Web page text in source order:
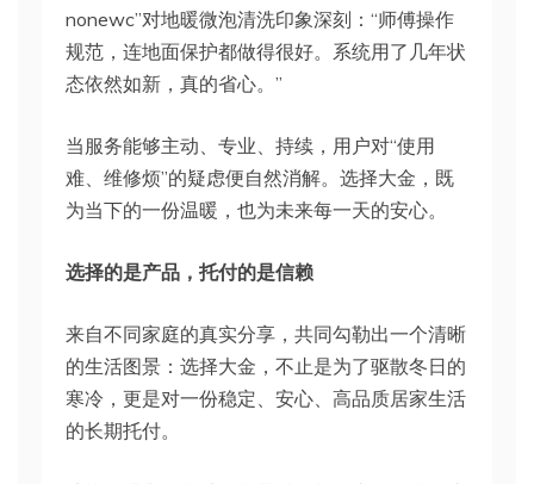
nonewc”对地暖微泡清洗印象深刻：“师傅操作
规范，连地面保护都做得很好。系统用了几年状
态依然如新，真的省心。”
当服务能够主动、专业、持续，用户对“使用
难、维修烦”的疑虑便自然消解。选择大金，既
为当下的一份温暖，也为未来每一天的安心。
选择的是产品，托付的是信赖
来自不同家庭的真实分享，共同勾勒出一个清晰
的生活图景：选择大金，不止是为了驱散冬日的
寒冷，更是对一份稳定、安心、高品质居家生活
的长期托付。